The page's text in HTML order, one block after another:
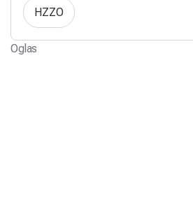
HZZO
Oglas